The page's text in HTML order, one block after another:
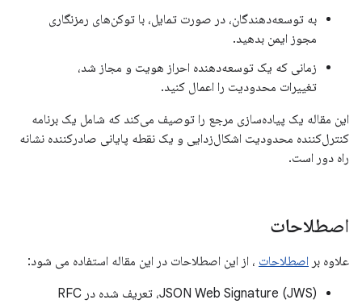
به توسعه‌دهندگان، در صورت تمایل، با توکن‌های رمزنگاری
مجوز ایمن بدهید.
زمانی که یک توسعه‌دهنده احراز هویت و مجاز شد،
تغییرات محدودیت را اعمال کنید.
این مقاله یک پیاده‌سازی مرجع را توصیف می‌کند که شامل یک برنامه
کنترل‌کننده محدودیت اشکال‌زدایی و یک نقطه پایانی صادرکننده نشانه
راه دور است.
اصطلاحات
علاوه بر اصطلاحات ، از این اصطلاحات در این مقاله استفاده می شود:
JSON Web Signature (JWS)، تعریف شده در RFC